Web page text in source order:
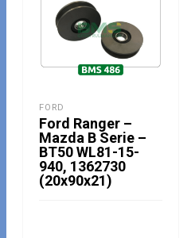
FORD
Ford Ranger –
Mazda B Serie –
BT50 WL81-15-
940, 1362730
(20x90x21)